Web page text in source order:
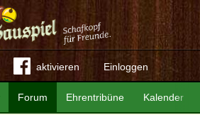
aktivieren Einloggen
Forum Ehrentribüne Kalender